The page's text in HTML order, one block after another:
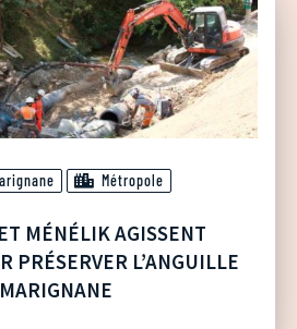
Métropole
MÉNÉLIK AGISSENT
PRÉSERVER L’ANGUILLE